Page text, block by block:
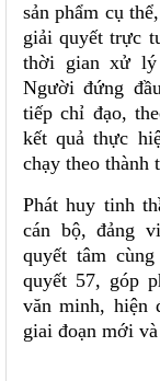
sản phẩm cụ
giải quyết trực
thời gian xử lý
Người đứng
tiếp chỉ đạo,
kết quả thực
chạy theo thành
Phát huy tinh
cán bộ, đảng
quyết tâm
quyết 57, góp
văn minh, hiện
giai đoạn mới